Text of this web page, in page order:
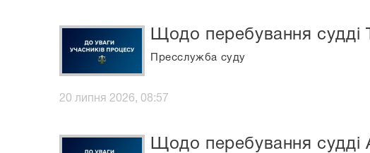
Щодо перебування судді
Пресслужба суду
20 липня 2026, 08:57
Щодо перебування судді